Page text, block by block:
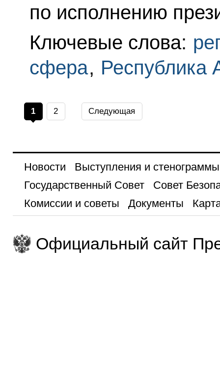
по исполнению
Ключевые слова:
сфера, Республика
1 2 Следующая
Новости
Выступления и стенограммы
Государственный Совет
Совет
Комиссии и советы
Документы
Официальный сайт